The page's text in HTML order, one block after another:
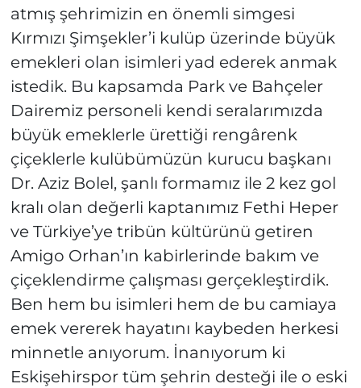
atmış şehrimizin en önemli simgesi
Kırmızı Şimşekler’i kulüp üzerinde büyük
emekleri olan isimleri yad ederek anmak
istedik. Bu kapsamda Park ve Bahçeler
Dairemiz personeli kendi seralarımızda
büyük emeklerle ürettiği rengârenk
çiçeklerle kulübümüzün kurucu başkanı
Dr. Aziz Bolel, şanlı formamız ile 2 kez gol
kralı olan değerli kaptanımız Fethi Heper
ve Türkiye’ye tribün kültürünü getiren
Amigo Orhan’ın kabirlerinde bakım ve
çiçeklendirme çalışması gerçekleştirdik.
Ben hem bu isimleri hem de bu camiaya
emek vererek hayatını kaybeden herkesi
minnetle anıyorum. İnanıyorum ki
Eskişehirspor tüm şehrin desteği ile o eski